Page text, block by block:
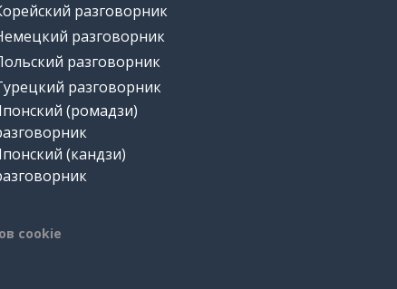
разговорник
разговорник
разговорник
разговорник
(ромадзи)
(кандзи)
cookie